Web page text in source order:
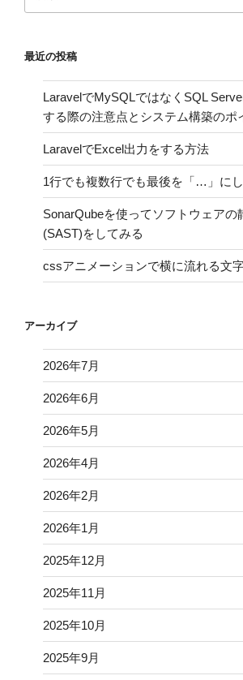
索:
最近の投稿
LaravelでMySQLではなくSQL
する際の注意点とシステム構築のポ
LaravelでExcel出力をする方法
1行でも複数行でも最後を「…」に
SonarQubeを使ってソフトウェアの
(SAST)をしてみる
cssアニメーションで横に流れる文
アーカイブ
2026年7月
2026年6月
2026年5月
2026年4月
2026年2月
2026年1月
2025年12月
2025年11月
2025年10月
2025年9月